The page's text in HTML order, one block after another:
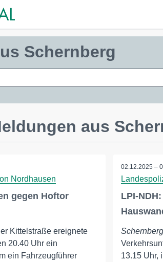
Schernberg
aus
Nordhausen
gegen Hoftor
Kittelstraße ereignete
20.40 Uhr ein
ein Fahrzeugführer
02.12.2025 –
LPI-
13.15 Uhr,